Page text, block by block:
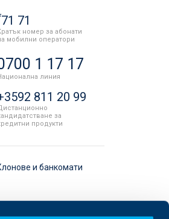
71 71
номер за абонати
мобилни оператори
1 17 17
линия
811 20 99
за
продукти
и банкомати